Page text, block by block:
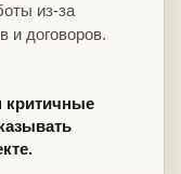
из-за
и договоров.
критичные